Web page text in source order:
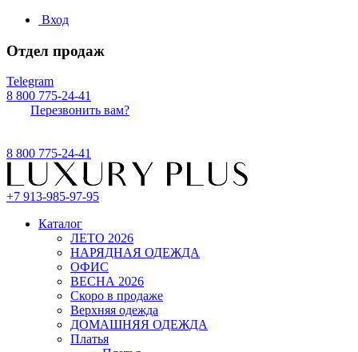
Вход
Отдел продаж
Telegram
8 800 775-24-41
Перезвонить вам?
8 800 775-24-41
+7 913-985-97-95
Каталог
ЛЕТО 2026
НАРЯДНАЯ ОДЕЖДА
ОФИС
ВЕСНА 2026
Скоро в продаже
Верхняя одежда
ДОМАШНЯЯ ОДЕЖДА
Платья